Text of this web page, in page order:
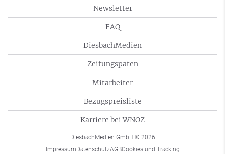
Newsletter
FAQ
DiesbachMedien
Zeitungspaten
Mitarbeiter
Bezugspreisliste
Karriere bei WNOZ
DiesbachMedien GmbH © 2026
ImpressumDatenschutzAGBCookies und Tracking